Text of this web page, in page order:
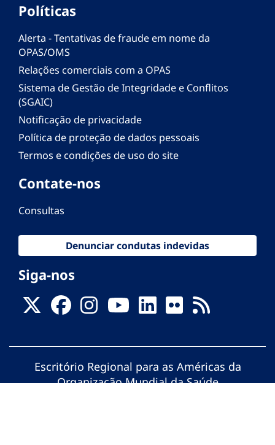
Políticas
Alerta - Tentativas de fraude em nome da
OPAS/OMS
Relações comerciais com a OPAS
Sistema de Gestão de Integridade e Conflitos
(SGAIC)
Notificação de privacidade
Política de proteção de dados pessoais
Termos e condições de uso do site
Contate-nos
Consultas
Denunciar condutas indevidas
Siga-nos
Escritório Regional para as Américas da
Organização Mundial da Saúde